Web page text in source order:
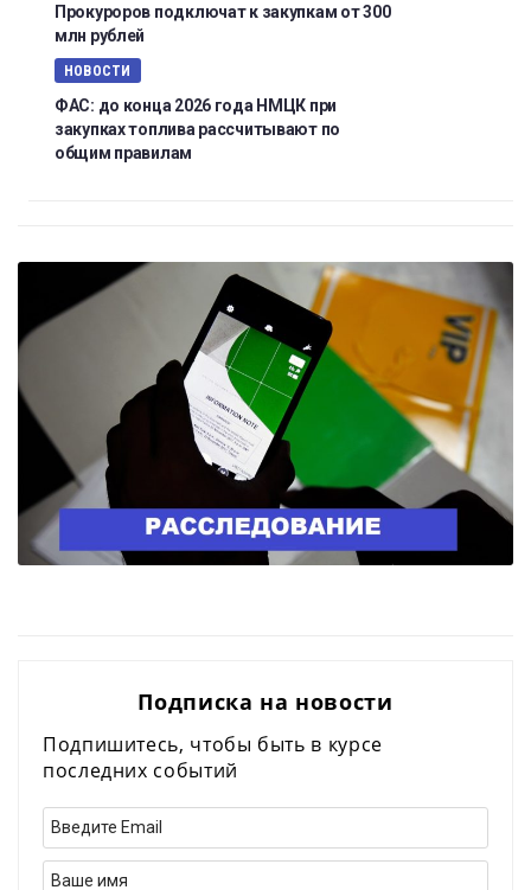
Прокуроров подключат к закупкам от 300
млн рублей
НОВОСТИ
ФАС: до конца 2026 года НМЦК при
закупках топлива рассчитывают по
общим правилам
Подписка на новости
Подпишитесь, чтобы быть в курсе
последних событий